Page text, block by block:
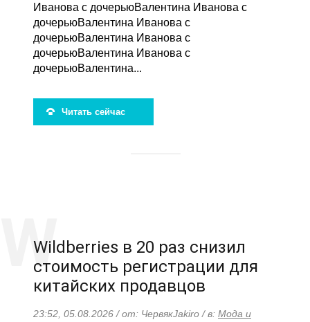
Иванова с дочерьюВалентина Иванова с
дочерьюВалентина Иванова с
дочерьюВалентина Иванова с
дочерьюВалентина Иванова с
дочерьюВалентина...
Читать сейчас
Wildberries в 20 раз снизил
стоимость регистрации для
китайских продавцов
23:52, 05.08.2026 / от: ЧервякJakiro / в: Мода и